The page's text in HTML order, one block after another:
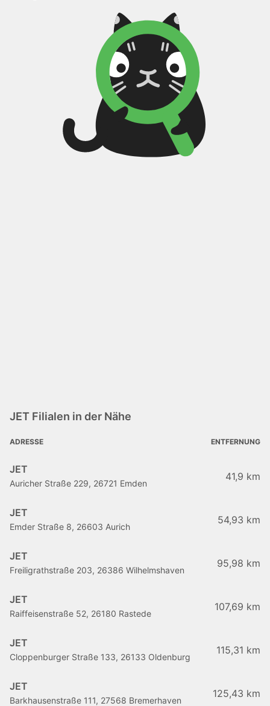
JET Filialen in der Nähe
ADRESSE ENTFERNUNG
JET
Auricher Straße 229, 26721 Emden
41,9 km
JET
Emder Straße 8, 26603 Aurich
54,93 km
JET
Freiligrathstraße 203, 26386 Wilhelmshaven
95,98 km
JET
Raiffeisenstraße 52, 26180 Rastede
107,69 km
JET
Cloppenburger Straße 133, 26133 Oldenburg
115,31 km
JET
Barkhausenstraße 111, 27568 Bremerhaven
125,43 km